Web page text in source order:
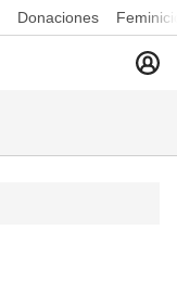
Donaciones